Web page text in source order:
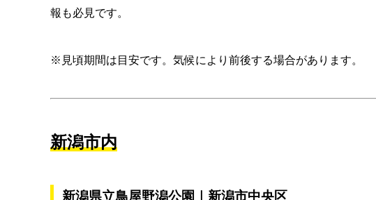
報も必見です。
※見頃期間は目安です。気候により前後する場合があります。
新潟市内
新潟県立鳥屋野潟公園｜新潟市中央区